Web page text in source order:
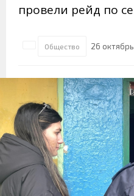
провели рейд по
Общество 26